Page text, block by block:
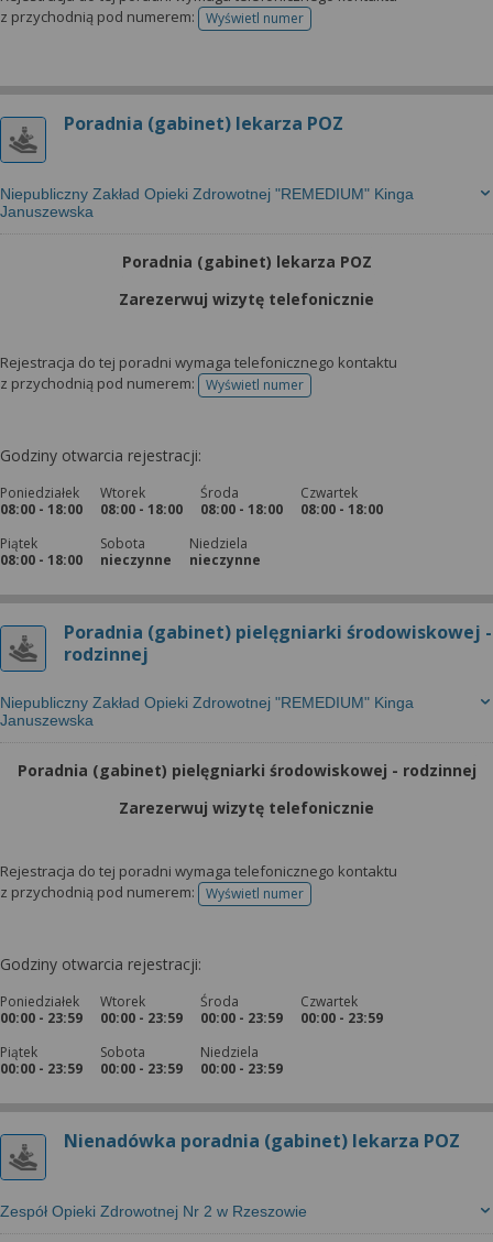
z przychodnią pod numerem:
Wyświetl numertelefonu do rejestracji
Poradnia (gabinet) lekarza POZ
Niepubliczny Zakład Opieki Zdrowotnej "REMEDIUM" Kinga
Januszewska
Poradnia (gabinet) lekarza POZ
Zarezerwuj wizytę telefonicznie
Rejestracja do tej poradni wymaga telefonicznego kontaktu
z przychodnią pod numerem:
Wyświetl numertelefonu do rejestracji
Godziny otwarcia rejestracji:
Poniedziałek
08:00 - 18:00
Wtorek
08:00 - 18:00
Środa
08:00 - 18:00
Czwartek
08:00 - 18:00
Piątek
08:00 - 18:00
Sobota
nieczynne
Niedziela
nieczynne
Poradnia (gabinet) pielęgniarki środowiskowej -
rodzinnej
Niepubliczny Zakład Opieki Zdrowotnej "REMEDIUM" Kinga
Januszewska
Poradnia (gabinet) pielęgniarki środowiskowej - rodzinnej
Zarezerwuj wizytę telefonicznie
Rejestracja do tej poradni wymaga telefonicznego kontaktu
z przychodnią pod numerem:
Wyświetl numertelefonu do rejestracji
Godziny otwarcia rejestracji:
Poniedziałek
00:00 - 23:59
Wtorek
00:00 - 23:59
Środa
00:00 - 23:59
Czwartek
00:00 - 23:59
Piątek
00:00 - 23:59
Sobota
00:00 - 23:59
Niedziela
00:00 - 23:59
Nienadówka poradnia (gabinet) lekarza POZ
Zespół Opieki Zdrowotnej Nr 2 w Rzeszowie